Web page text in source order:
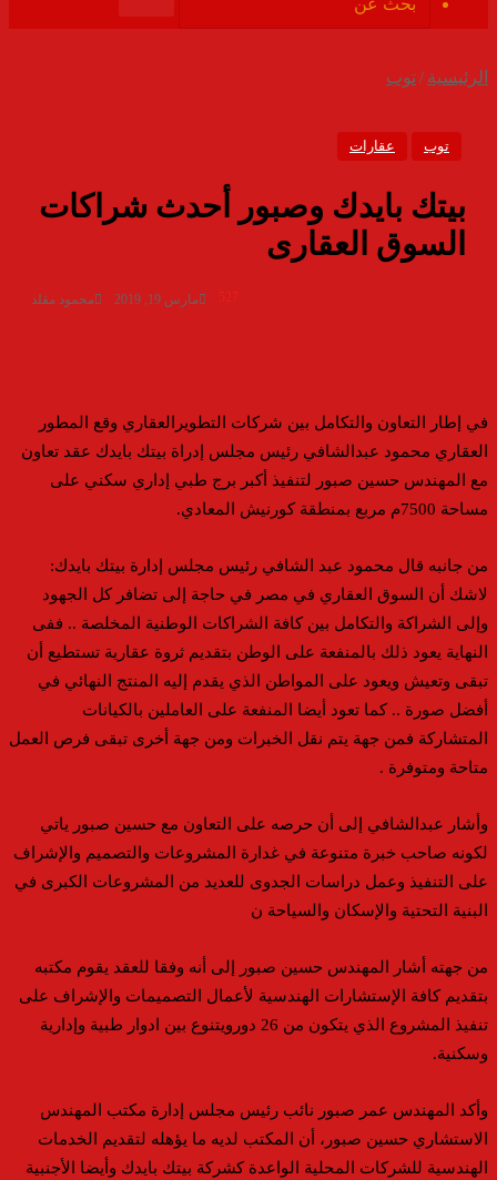
الموقع
الرئيسية /توب
توب عقارات
بيتك بايدك وصبور أحدث شراكات
السوق العقارى
محمود مقلد مارس 19, 2019 527
في إطار التعاون والتكامل بين شركات التطويرالعقاري وقع المطور
العقاري محمود عبدالشافي رئيس مجلس إدراة بيتك بايدك عقد تعاون
مع المهندس حسين صبور لتنفيذ أكبر برج طبي إداري سكني على
مساحة 7500م مربع بمنطقة كورنيش المعادي.
من جانبه قال محمود عبد الشافي رئيس مجلس إدارة بيتك بايدك:
لاشك أن السوق العقاري في مصر في حاجة إلى تضافر كل الجهود
وإلى الشراكة والتكامل بين كافة الشراكات الوطنية المخلصة .. ففى
النهاية يعود ذلك بالمنفعة على الوطن بتقديم ثروة عقارية تستطيع أن
تبقى وتعيش ويعود على المواطن الذي يقدم إليه المنتج النهائي في
أفضل صورة .. كما تعود أيضا المنفعة على العاملين بالكيانات
المتشاركة فمن جهة يتم نقل الخبرات ومن جهة أخرى تبقى فرص العمل
متاحة ومتوفرة .
وأشار عبدالشافي إلى أن حرصه على التعاون مع حسين صبور ياتي
لكونه صاحب خبرة متنوعة في غدارة المشروعات والتصميم والإشراف
على التنفيذ وعمل دراسات الجدوى للعديد من المشروعات الكبرى في
البنية التحتية والإسكان والسياحة ن
من جهته أشار المهندس حسين صبور إلى أنه وفقا للعقد يقوم مكتبه
بتقديم كافة الإستشارات الهندسية لأعمال التصميمات والإشراف على
تنفيذ المشروع الذي يتكون من 26 دورويتنوع بين ادوار طبية وإدارية
وسكنية.
وأكد المهندس عمر صبور نائب رئيس مجلس إدارة مكتب المهندس
الاستشاري حسين صبور، أن المكتب لديه ما يؤهله لتقديم الخدمات
الهندسية للشركات المحلية الواعدة كشركة بيتك بايدك وأيضا الأجنبية